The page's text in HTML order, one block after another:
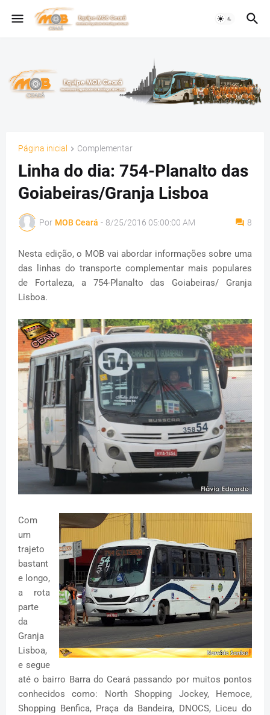
Página inicial Complementar
Linha do dia: 754-Planalto das
Goiabeiras/Granja Lisboa
Por MOB Ceará - 8/25/2016 05:00:00 AM 8
Nesta edição, o MOB vai abordar informações sobre uma
das linhas do transporte complementar mais populares
de Fortaleza, a 754-Planalto das Goiabeiras/ Granja
Lisboa.
Com
um
trajeto
bastant
e longo,
a rota
parte
da
Granja
Lisboa,
e segue
até o bairro Barra do Ceará passando por muitos pontos
conhecidos como: North Shopping Jockey, Hemoce,
Shopping Benfica, Praça da Bandeira, DNOCS, Liceu do